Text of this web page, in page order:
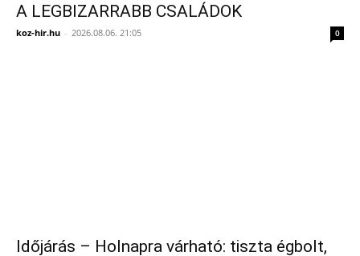
A LEGBIZARRABB CSALÁDOK
koz-hir.hu - 2026.08.06. 21:05 0
Időjárás – Holnapra várható: tiszta égbolt,